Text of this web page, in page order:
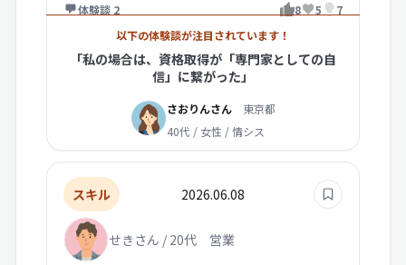
体験談 2 8 5
7
以下の体験談が注目されています！
「私の場合は、資格取得が「専門家としての自
信」に繋がった」
さおりんさん
東京都
40代 / 女性 / 情シス
スキル 2026.06.08
せきさん / 20代 営業